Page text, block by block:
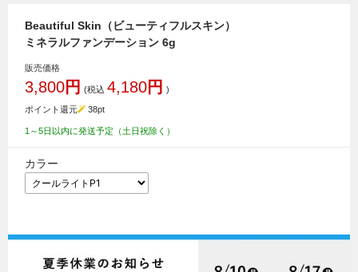
Beautiful Skin（ビューティフルスキン）
ミネラルファンデーション 6g
販売価格
3,800円 (税込4,180円 )
ポイント還元 38pt
1～5日以内に発送予定（土日祝除く）
カラー